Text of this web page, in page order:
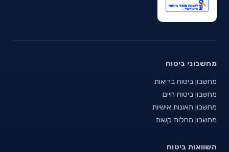
מחשבוני ביטוח
מחשבון ביטוח בריאות
מחשבון ביטוח חיים
מחשבון תאונות אישיות
מחשבון מחלות קשות
השוואות ביטוח